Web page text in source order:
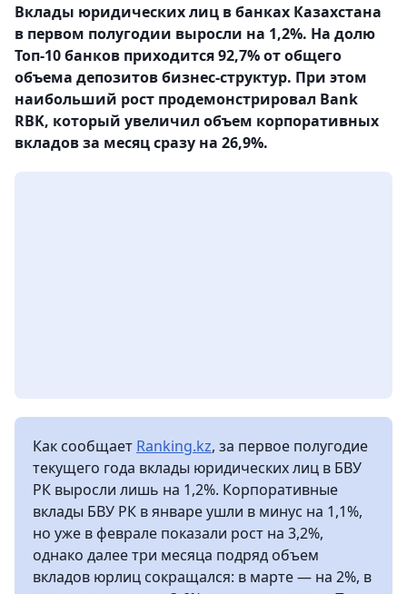
Вклады юридических лиц в банках Казахстана
в первом полугодии выросли на 1,2%. На долю
Топ-10 банков приходится 92,7% от общего
объема депозитов бизнес-структур. При этом
наибольший рост продемонстрировал Bank
RBK, который увеличил объем корпоративных
вкладов за месяц сразу на 26,9%.
Как сообщает Ranking.kz, за первое полугодие
текущего года вклады юридических лиц в БВУ
РК выросли лишь на 1,2%. Корпоративные
вклады БВУ РК в январе ушли в минус на 1,1%,
но уже в феврале показали рост на 3,2%,
однако далее три месяца подряд объем
вкладов юрлиц сокращался: в марте — на 2%, в